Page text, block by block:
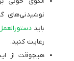
نوشیدنی‌های
باید
رعایت کنید.
هیچوقت از